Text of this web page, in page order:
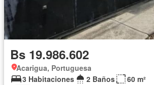
Bs 19.986.602
Acarigua, Portuguesa
3 Habitaciones
2 Baños
60 m²